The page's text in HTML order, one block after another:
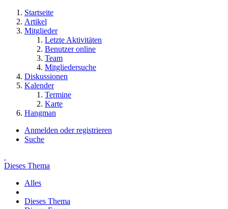
Startseite
Artikel
Mitglieder
Letzte Aktivitäten
Benutzer online
Team
Mitgliedersuche
Diskussionen
Kalender
Termine
Karte
Hangman
Anmelden oder registrieren
Suche
Dieses Thema
Alles
Dieses Thema